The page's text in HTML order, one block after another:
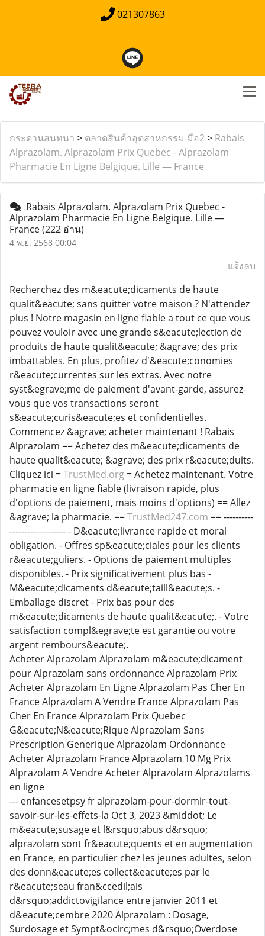
021307863
กระดานสนทนา > ตลาดสินค้าอุตสาหกรรม มือ2> Rabais
Alprazolam. Alprazolam Prix Quebec - Alprazolam
Pharmacie En Ligne Belgique. Lille — France
Rabais Alprazolam. Alprazolam Prix Quebec -
Alprazolam Pharmacie En Ligne Belgique. Lille —
France(222 อ่าน)
4 พ.ย. 2568 00:04
แจ้งลบ
Recherchez des m&eacute;dicaments de haute
qualit&eacute; sans quitter votre maison ? N'attendez
plus ! Notre magasin en ligne fiable a tout ce que vous
pouvez vouloir avec une grande s&eacute;lection de
produits de haute qualit&eacute; &agrave; des prix
imbattables. En plus, profitez d'&eacute;conomies
r&eacute;currentes sur les extras. Avec notre
syst&egrave;me de paiement d'avant-garde, assurez-
vous que vos transactions seront
s&eacute;curis&eacute;es et confidentielles.
Commencez &agrave; acheter maintenant ! Rabais
Alprazolam == Achetez des m&eacute;dicaments de
haute qualit&eacute; &agrave; des prix r&eacute;duits.
Cliquez ici =TrustMed.org = Achetez maintenant. Votre
pharmacie en ligne fiable (livraison rapide, plus
d'options de paiement, mais moins d'options) == Allez
&agrave; la pharmacie. ==TrustMed247.com == ----------
------------------- - D&eacute;livrance rapide et moral
obligation. - Offres sp&eacute;ciales pour les clients
r&eacute;guliers. - Options de paiement multiples
disponibles. - Prix significativement plus bas -
M&eacute;dicaments d&eacute;taill&eacute;s. -
Emballage discret - Prix bas pour des
m&eacute;dicaments de haute qualit&eacute;. - Votre
satisfaction compl&egrave;te est garantie ou votre
argent rembours&eacute;.
Acheter Alprazolam Alprazolam m&eacute;dicament
pour Alprazolam sans ordonnance Alprazolam Prix
Acheter Alprazolam En Ligne Alprazolam Pas Cher En
France Alprazolam A Vendre France Alprazolam Pas
Cher En France Alprazolam Prix Quebec
G&eacute;N&eacute;Rique Alprazolam Sans
Prescription Generique Alprazolam Ordonnance
Acheter Alprazolam France Alprazolam 10 Mg Prix
Alprazolam A Vendre Acheter Alprazolam Alprazolams
en ligne
--- enfancesetpsy fr alprazolam-pour-dormir-tout-
savoir-sur-les-effets-la Oct 3, 2023 &middot; Le
m&eacute;susage et l&rsquo;abus d&rsquo;
alprazolam sont fr&eacute;quents et en augmentation
en France, en particulier chez les jeunes adultes, selon
des donn&eacute;es collect&eacute;es par le
r&eacute;seau fran&ccedil;ais
d&rsquo;addictovigilance entre janvier 2011 et
d&eacute;cembre 2020 Alprazolam : Dosage,
Surdosage et Sympt&ocirc;mes d&rsquo;Overdose